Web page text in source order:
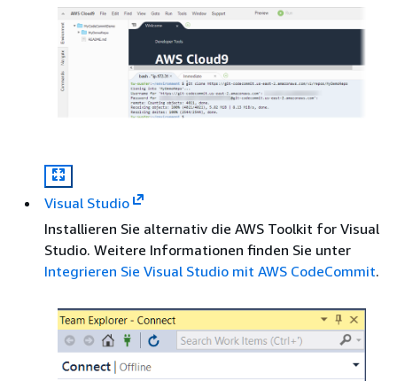
Visual Studio
Installieren Sie alternativ die AWS Toolkit for Visual
Studio. Weitere Informationen finden Sie unter
Integrieren Sie Visual Studio mit AWS CodeCommit.